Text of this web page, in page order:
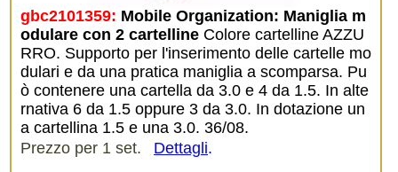
gbc2101359: Mobile Organization: Maniglia m
odulare con 2 cartelline Colore cartelline AZZU
RRO. Supporto per l'inserimento delle cartelle mo
dulari e da una pratica maniglia a scomparsa. Pu
ò contenere una cartella da 3.0 e 4 da 1.5. In alte
rnativa 6 da 1.5 oppure 3 da 3.0. In dotazione un
a cartellina 1.5 e una 3.0. 36/08.
Prezzo per 1 set.
Dettagli.